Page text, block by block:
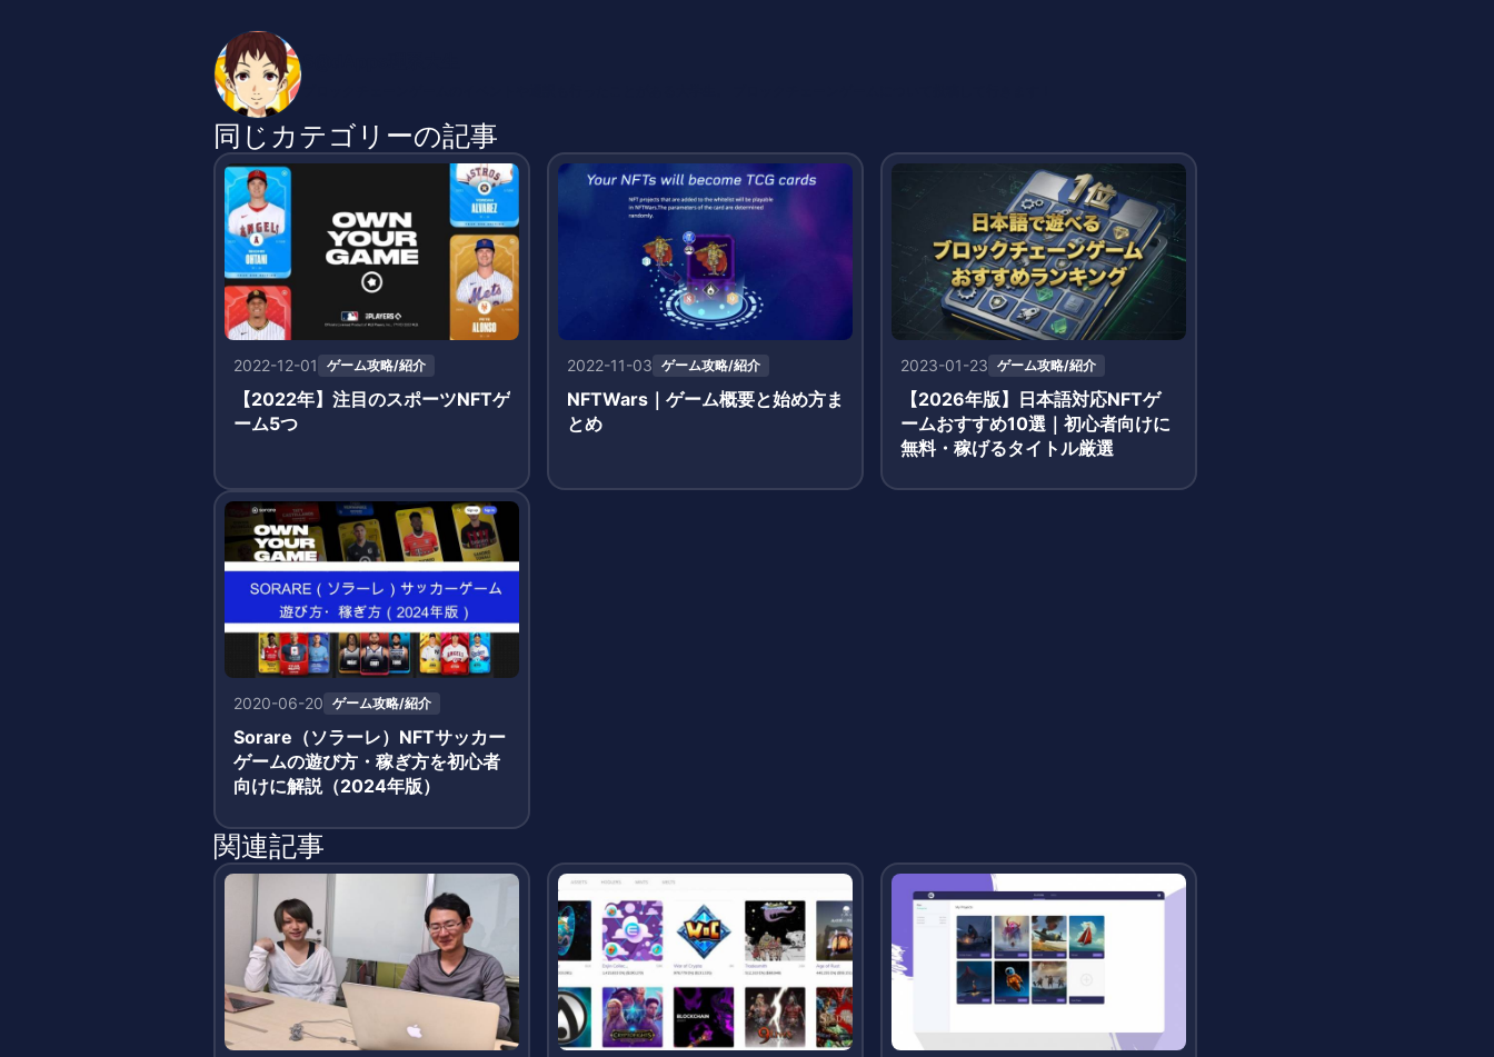
同じカテゴリーの記事
2022-12-01 ゲーム攻略/紹介
【2022年】注目のスポーツNFTゲ
ーム5つ
2022-11-03 ゲーム攻略/紹介
NFTWars｜ゲーム概要と始め方ま
とめ
2023-01-23 ゲーム攻略/紹介
【2026年版】日本語対応NFTゲ
ームおすすめ10選｜初心者向けに
無料・稼げるタイトル厳選
2020-06-20 ゲーム攻略/紹介
Sorare（ソラーレ）NFTサッカー
ゲームの遊び方・稼ぎ方を初心者
向けに解説（2024年版）
関連記事